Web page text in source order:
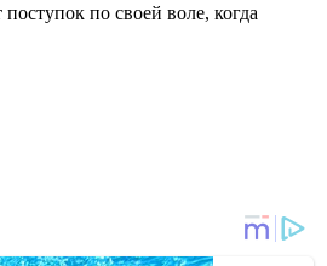
по своей воле, когда